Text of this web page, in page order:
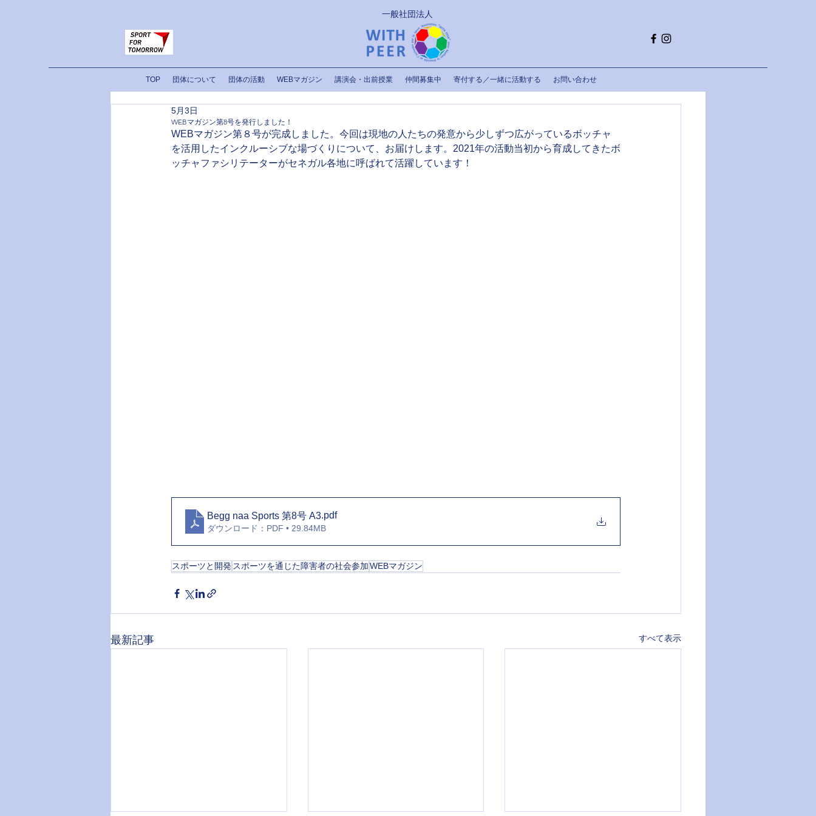
一般社団法人
TOP 団体について 団体の活動 WEBマガジン 講演会・出前授業 仲間募集中 寄付する／一緒に活動する お問い合わせ
WEBマガジン第8号を発行しました！
5月3日
WEBマガジン第８号が完成しました。今回は現地の人たちの発意から少しずつ広がっているボッチャ
を活用したインクルーシブな場づくりについて、お届けします。2021年の活動当初から育成してきたボ
ッチャファシリテーターがセネガル各地に呼ばれて活躍しています！
Begg naa Sports 第8号 A3.pdf
ダウンロード：PDF • 29.84MB
スポーツと開発 スポーツを通じた障害者の社会参加WEBマガジン
最新記事 すべて表示